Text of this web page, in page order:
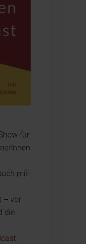
für
mit
– vor
die